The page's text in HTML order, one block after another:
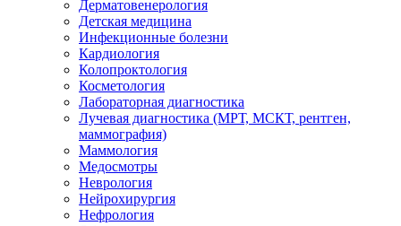
Дерматовенерология
Детская медицина
Инфекционные болезни
Кардиология
Колопроктология
Косметология
Лабораторная диагностика
Лучевая диагностика (МРТ, МСКТ, рентген,
маммография)
Маммология
Медосмотры
Неврология
Нейрохирургия
Нефрология